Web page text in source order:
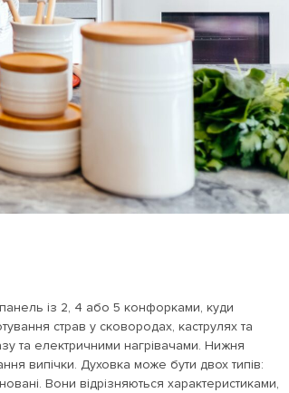
із 2, 4 або 5 конфорками, куди
страв у сковородах, каструлях та
та електричними нагрівачами. Нижня
випічки. Духовка може бути двох типів:
Вони відрізняються характеристиками,